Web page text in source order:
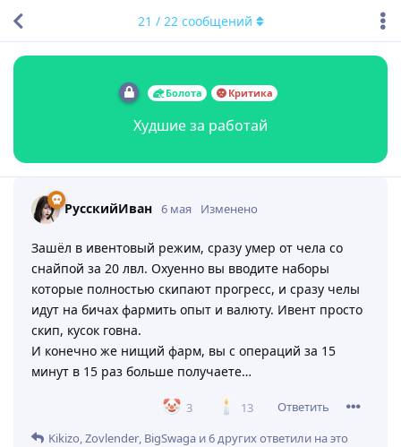
Болота Критика
Худшие за работай
21 / 22сообщений
РусскийИван 6 мая Изменено
Зашёл в ивентовый режим, сразу умер от чела со
снайпой за 20 лвл. Охуенно вы вводите наборы
которые полностью скипают прогресс, и сразу челы
идут на бичах фармить опыт и валюту. Ивент просто
скип, кусок говна.
И конечно же нищий фарм, вы с операций за 15
минут в 15 раз больше получаете…
3 13
Ответить
Kikizo,Zovlender, BigSwaga и6другихответили на это